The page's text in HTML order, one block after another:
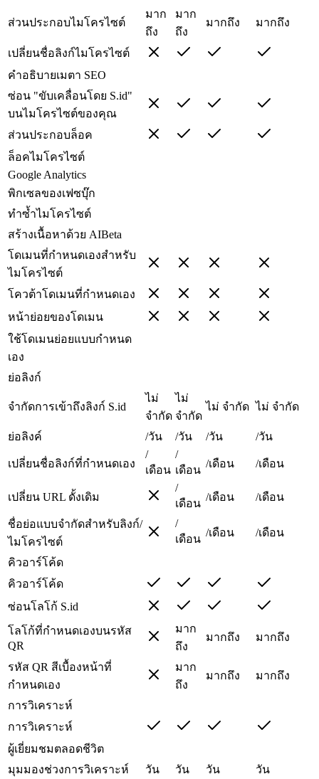
ส่วนประกอบไมโครไซต์
มาก
ถึง
มาก
ถึง
มากถึง มากถึง
เปลี่ยนชื่อลิงก์ไมโครไซต์
คำอธิบายเมตา SEO
ซ่อน "ขับเคลื่อนโดย S.id"
บนไมโครไซต์ของคุณ
ส่วนประกอบล็อค
ล็อคไมโครไซต์
Google Analytics
พิกเซลของเฟซบุ๊ก
ทำซ้ำไมโครไซต์
สร้างเนื้อหาด้วย AIBeta
โดเมนที่กำหนดเองสำหรับ
ไมโครไซต์
โควต้าโดเมนที่กำหนดเอง
หน้าย่อยของโดเมน
ใช้โดเมนย่อยแบบกำหนด
เอง
ย่อลิงก์
จำกัดการเข้าถึงลิงก์ S.id
ไม่
จำกัด
ไม่
จำกัด
ไม่ จำกัด ไม่ จำกัด
ย่อลิงค์ /วัน /วัน /วัน /วัน
เปลี่ยนชื่อลิงก์ที่กำหนดเอง
/
เดือน
/
เดือน
/เดือน /เดือน
เปลี่ยน URL ดั้งเดิม
/
เดือน
/เดือน /เดือน
ชื่อย่อแบบจำกัดสำหรับลิงก์/
ไมโครไซต์
/
เดือน
/เดือน /เดือน
คิวอาร์โค้ด
คิวอาร์โค้ด
ซ่อนโลโก้ S.id
โลโก้ที่กำหนดเองบนรหัส
QR
มาก
ถึง
มากถึง มากถึง
รหัส QR สีเบื้องหน้าที่
กำหนดเอง
มาก
ถึง
มากถึง มากถึง
การวิเคราะห์
การวิเคราะห์
ผู้เยี่ยมชมตลอดชีวิต
มุมมองช่วงการวิเคราะห์
วัน วัน วัน วัน